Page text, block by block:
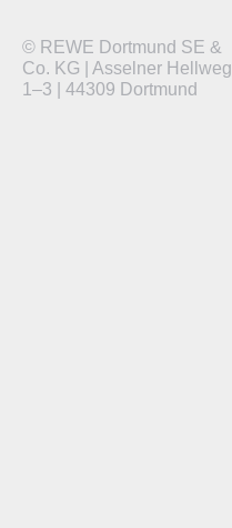
© REWE Dortmund SE &
Co. KG | Asselner Hellweg
1–3 | 44309 Dortmund